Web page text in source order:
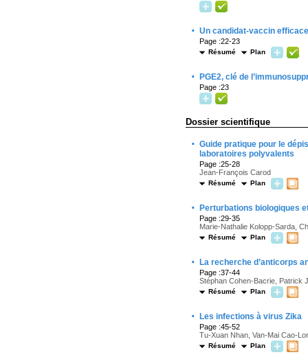
· Un candidat-vaccin
Page :22-23
Résumé Plan
· PGE2, clé de
Page :23
Dossier scientifique
· Guide pratique pour le
laboratoires polyvalents
Page :25-28
Jean-François Carod
Résumé Plan
· Perturbations biologiques
Page :29-35
Marie-Nathalie Kolopp-Sarda,
Résumé Plan
· La recherche d’anticorps
Page :37-44
Stéphan Cohen-Bacrie, Patrick
Résumé Plan
· Les infections à virus Zika
Page :45-52
Tu-Xuan Nhan, Van-Mai Cao-
Résumé Plan